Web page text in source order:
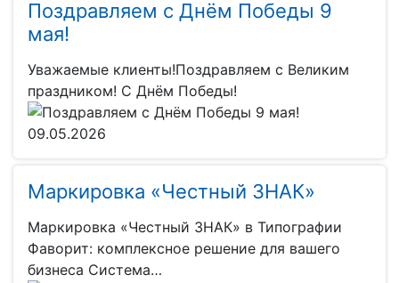
Поздравляем с Днём Победы 9
мая!
Уважаемые клиенты!Поздравляем с Великим
праздником! С Днём Победы!
09.05.2026
Маркировка «Честный ЗНАК»
Маркировка «Честный ЗНАК» в Типографии
Фаворит: комплексное решение для вашего
бизнеса Система…